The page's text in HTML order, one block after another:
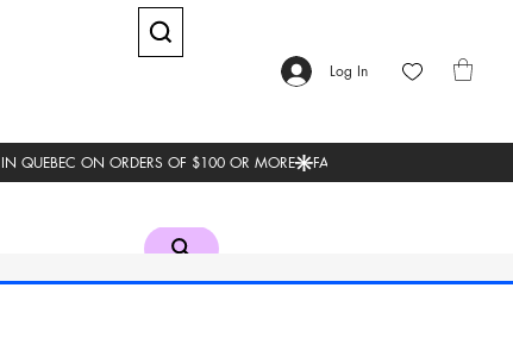
Log In